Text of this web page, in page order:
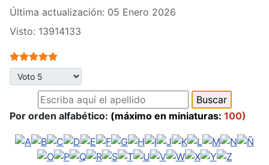
Última actualización: 05 Enero 2026
Visto: 13914133
Ratio:5/5
Por favor, vote
Por orden alfabético: (máximo en miniaturas: 100)